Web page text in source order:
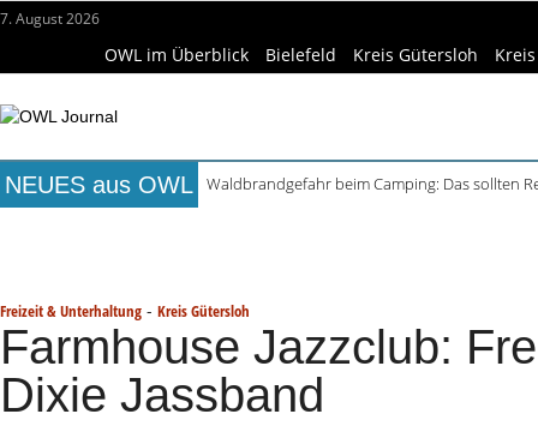
7. August 2026
OWL im Überblick Bielefeld Kreis Gütersloh
NEUES aus OWL
Waldbrandgefahr beim Camping: Das sollten
Freizeit & Unterhaltung - Kreis Gütersloh
Farmhouse Jazzclub:
Dixie Jassband